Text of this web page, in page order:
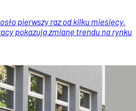
pierwszy raz od kilku miesięcy.
pokazują zmianę trendu na rynku